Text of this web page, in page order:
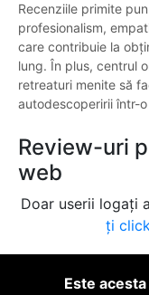
Recenziile primite
profesionalism,
care contribuie la
lung. În plus, centrul
retreaturi menite să
autodescoperirii într-
Review-uri
web
Doar userii logați
ți
Este